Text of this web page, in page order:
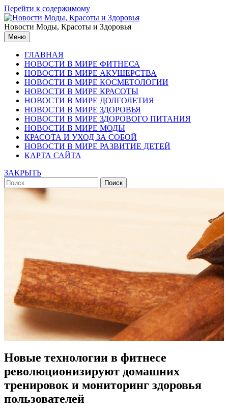
Перейти к содержимому
Новости Моды, Красоты и Здоровья
Меню
ГЛАВНАЯ
НОВОСТИ В МИРЕ ФИТНЕСА
НОВОСТИ В МИРЕ АКУШЕРСТВА
НОВОСТИ В МИРЕ КОСМЕТОЛОГИИ
НОВОСТИ В МИРЕ КРАСОТЫ
НОВОСТИ В МИРЕ ДОЛГОЛЕТИЯ
НОВОСТИ В МИРЕ ЗДОРОВЬЯ
НОВОСТИ В МИРЕ ЗДОРОВОГО ПИТАНИЯ
НОВОСТИ В МИРЕ МОДЫ
КРАСОТА И УХОД ЗА СОБОЙ
НОВОСТИ В МИРЕ РАЗВИТИЕ ДЕТЕЙ
КАРТА САЙТА
ЗАКРЫТЬ
Новые технологии в фитнесе
революционизируют домашних
тренировок и мониторинг здоровья
пользователей